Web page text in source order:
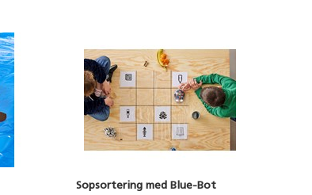
Sopsortering med Blue-Bot